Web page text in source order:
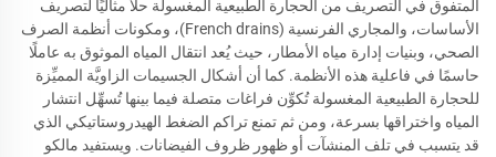
المتفوق في التصريف من الحجارة الطبيعية المغسولة حلاً مثاليًا لتصريف
الأساسات، والمجاري الفرنسية (French drains)، ومكونات أنظمة الصرف
الصحي، وبنيات إدارة مياه الأمطار، حيث يُعد انتقال المياه الموثوق به عاملًا
حاسمًا في فاعلية هذه الأنظمة. كما أن أشكال الجسيمات الزاويَّة المميِّزة
للحجارة الطبيعية المغسولة تُكوِّن فراغات متصلة فيما بينها تُسهِّل انتشار
المياه واختراقها بسرعة، ومن ثم تمنع تراكم الضغط الهيدروستاتيكي الذي
قد يتسبب في تلف المنشآت أو ظهور ظروف الفيضانات. ويستفيد مالكو